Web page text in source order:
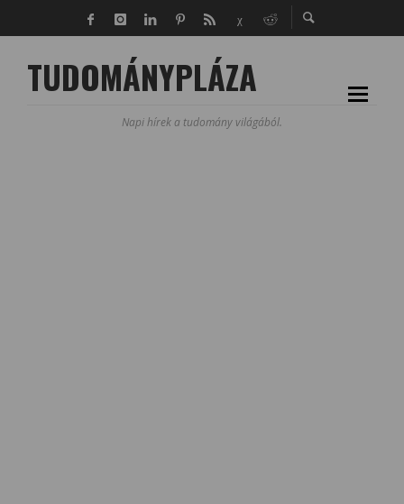
TUDOMÁNYPLÁZA
Napi hírek a tudomány világából.